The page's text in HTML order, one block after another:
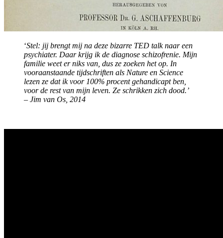
‘Stel: jij brengt mij na deze bizarre TED talk naar een
psychiater. Daar krijg ik de diagnose schizofrenie. Mijn
familie weet er niks van, dus ze zoeken het op. In
vooraanstaande tijdschriften als Nature en Science
lezen ze dat ik voor 100% procent gehandicapt ben,
voor de rest van mijn leven. Ze schrikken zich dood.’
– Jim van Os, 2014